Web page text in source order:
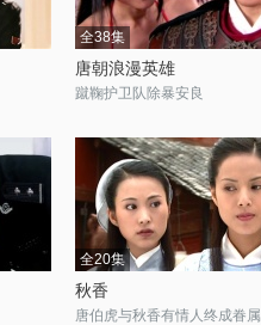
全38集
唐朝浪漫英雄
蹴鞠护卫队除暴安良
全20集
秋香
唐伯虎与秋香有情人终成眷属